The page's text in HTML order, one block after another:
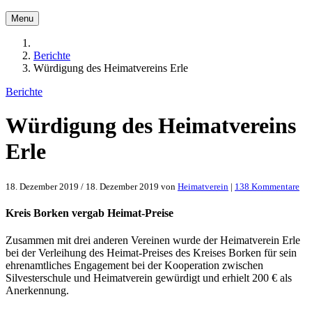
Menu
Berichte
Würdigung des Heimatvereins Erle
Berichte
Würdigung des Heimatvereins
Erle
18. Dezember 2019 / 18. Dezember 2019 von Heimatverein | 138 Kommentarezu
Kreis Borken vergab Heimat-Preise
Zusammen mit drei anderen Vereinen wurde der Heimatverein Erle
bei der Verleihung des Heimat-Preises des Kreises Borken für sein
ehrenamtliches Engagement bei der Kooperation zwischen
Silvesterschule und Heimatverein gewürdigt und erhielt 200 € als
Anerkennung.